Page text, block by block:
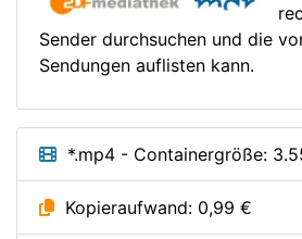
Sender durchsuchen und die
Sendungen auflisten kann.
*.mp4 - Containergröße:
Kopieraufwand: 0,99 €